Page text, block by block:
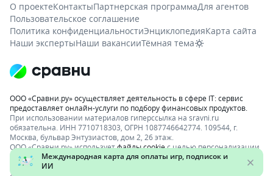
О проектеКонтактыПартнерская программаДля агентов
Пользовательское соглашение
Политика конфиденциальностиЭнциклопедияКарта сайта
Наши экспертыНаши вакансииТёмная тема
ООО «Сравни.ру» осуществляет деятельность в сфере IT: сервис
предоставляет онлайн-услуги по подбору финансовых продуктов.
При использовании материалов гиперссылка на sravni.ru
обязательна. ИНН 7710718303, ОГРН 1087746642774. 109544, г.
Москва, бульвар Энтузиастов, дом 2, 26 этаж.
ООО «Сравни.ру» используетфайлы cookieс целью персонализации
сервисов и повышения удобства пользования веб-сайтом. Если вы
не хотите, чтобы ваши пользовательские данные обрабатывались,